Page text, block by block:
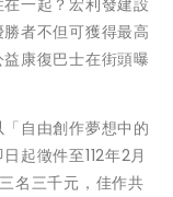
者不但可獲得最高
康復巴士在街頭曝
自由創作夢想中的
起徵件至112年2月
名三千元，佳作共